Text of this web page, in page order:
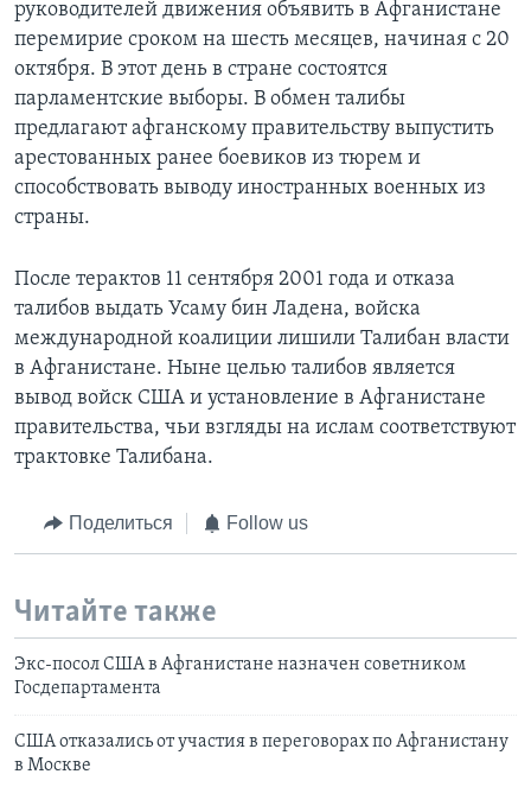
руководителей движения объявить в Афганистане
перемирие сроком на шесть месяцев, начиная с 20
октября. В этот день в стране состоятся
парламентские выборы. В обмен талибы
предлагают афганскому правительству выпустить
арестованных ранее боевиков из тюрем и
способствовать выводу иностранных военных из
страны.
После терактов 11 сентября 2001 года и отказа
талибов выдать Усаму бин Ладена, войска
международной коалиции лишили Талибан власти
в Афганистане. Ныне целью талибов является
вывод войск США и установление в Афганистане
правительства, чьи взгляды на ислам соответствуют
трактовке Талибана.
Поделиться Follow us
Читайте также
Экс-посол США в Афганистане назначен советником
Госдепартамента
США отказались от участия в переговорах по Афганистану
в Москве